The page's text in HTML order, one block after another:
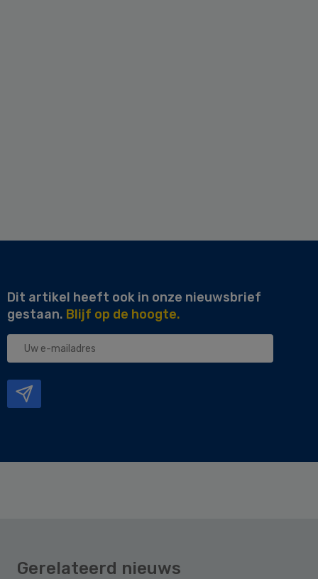
Dit artikel heeft ook in onze nieuwsbrief
gestaan. Blijf op de hoogte.
Uw
Gerelateerd nieuws